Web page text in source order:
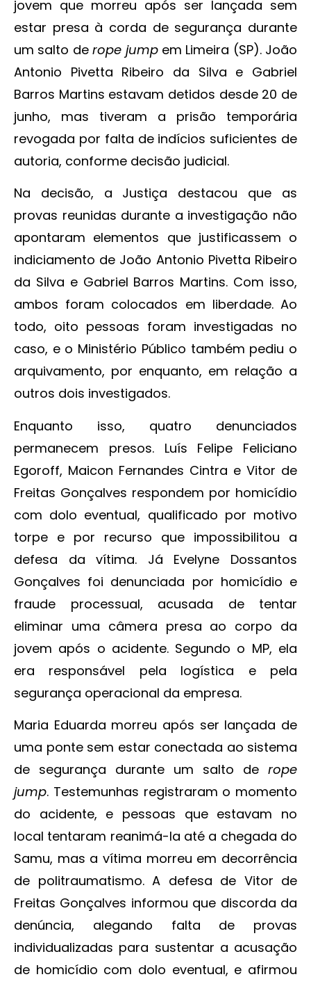
jovem que morreu após ser lançada sem
estar presa à corda de segurança durante
um salto derope jumpem Limeira (SP). João
Antonio Pivetta Ribeiro da Silva e Gabriel
Barros Martins estavam detidos desde 20 de
junho, mas tiveram a prisão temporária
revogada por falta de indícios suficientes de
autoria, conforme decisão judicial.
Na decisão, a Justiça destacou que as
provas reunidas durante a investigação não
apontaram elementos que justificassem o
indiciamento de João Antonio Pivetta Ribeiro
da Silva e Gabriel Barros Martins. Com isso,
ambos foram colocados em liberdade. Ao
todo, oito pessoas foram investigadas no
caso, e o Ministério Público também pediu o
arquivamento, por enquanto, em relação a
outros dois investigados.
Enquanto isso, quatro denunciados
permanecem presos. Luís Felipe Feliciano
Egoroff, Maicon Fernandes Cintra e Vitor de
Freitas Gonçalves respondem por homicídio
com dolo eventual, qualificado por motivo
torpe e por recurso que impossibilitou a
defesa da vítima. Já Evelyne Dossantos
Gonçalves foi denunciada por homicídio e
fraude processual, acusada de tentar
eliminar uma câmera presa ao corpo da
jovem após o acidente. Segundo o MP, ela
era responsável pela logística e pela
segurança operacional da empresa.
Maria Eduarda morreu após ser lançada de
uma ponte sem estar conectada ao sistema
de segurança durante um salto de rope
jump. Testemunhas registraram o momento
do acidente, e pessoas que estavam no
local tentaram reanimá-la até a chegada do
Samu, mas a vítima morreu em decorrência
de politraumatismo. A defesa de Vitor de
Freitas Gonçalves informou que discorda da
denúncia, alegando falta de provas
individualizadas para sustentar a acusação
de homicídio com dolo eventual, e afirmou